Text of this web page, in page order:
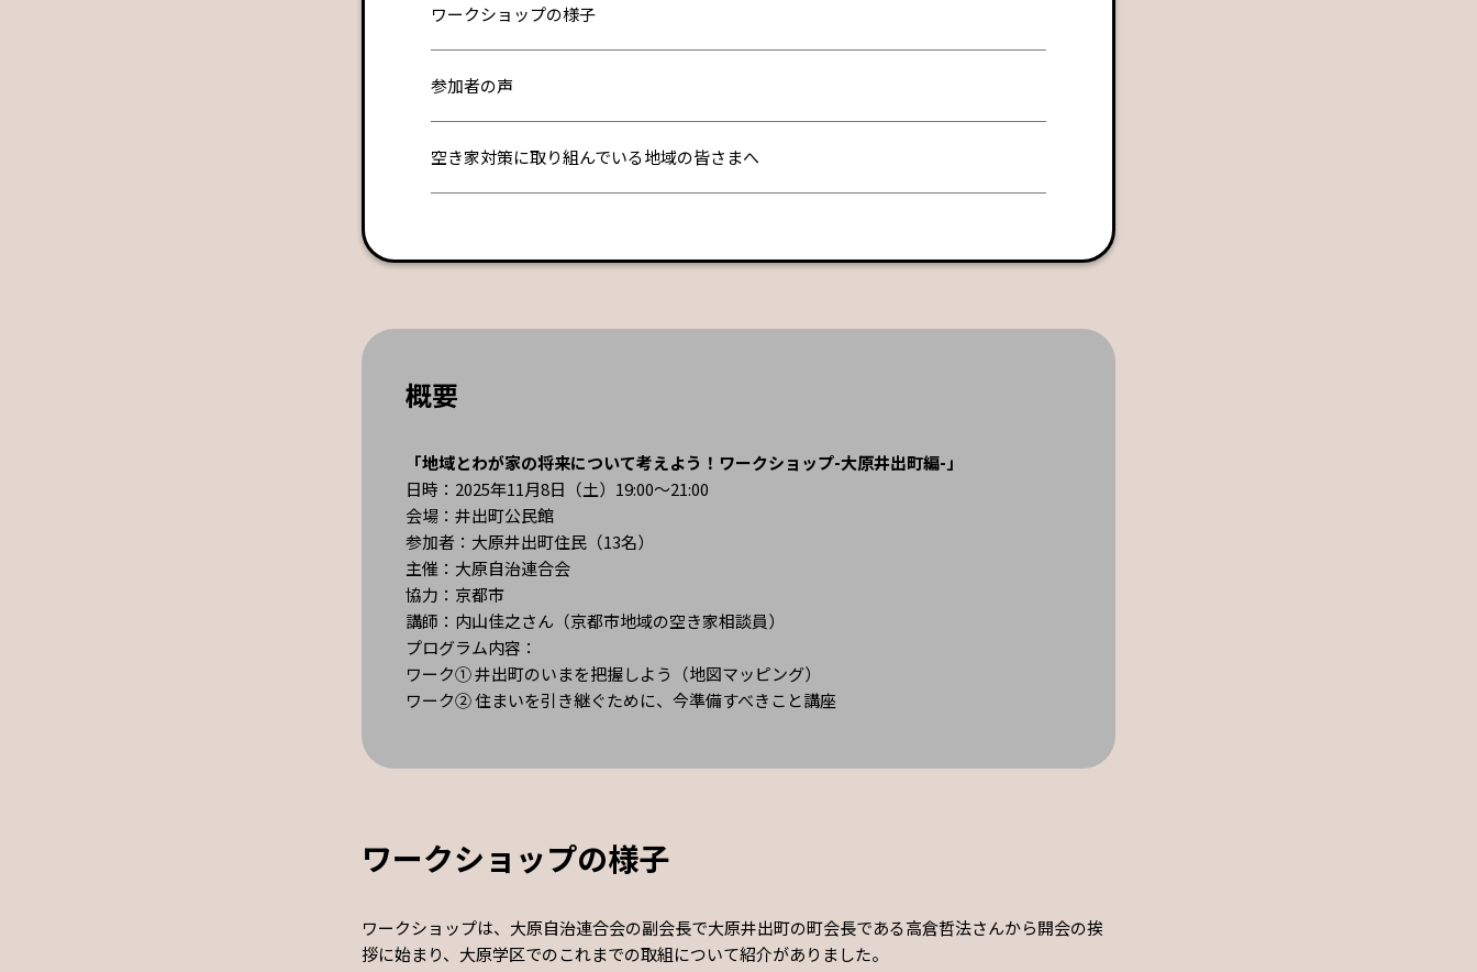
ワークショップの様子
参加者の声
空き家対策に取り組んでいる地域の皆さまへ
概要
「地域とわが家の将来について考えよう！ワークショップ-大原井出町編-」
日時：2025年11月8日（土）19:00～21:00
会場：井出町公民館
参加者：大原井出町住民（13名）
主催：大原自治連合会
協力：京都市
講師：内山佳之さん（京都市地域の空き家相談員）
プログラム内容：
ワーク① 井出町のいまを把握しよう（地図マッピング）
ワーク② 住まいを引き継ぐために、今準備すべきこと講座
ワークショップの様子
ワークショップは、大原自治連合会の副会長で大原井出町の町会長である高倉哲法さんから開会の挨
拶に始まり、大原学区でのこれまでの取組について紹介がありました。